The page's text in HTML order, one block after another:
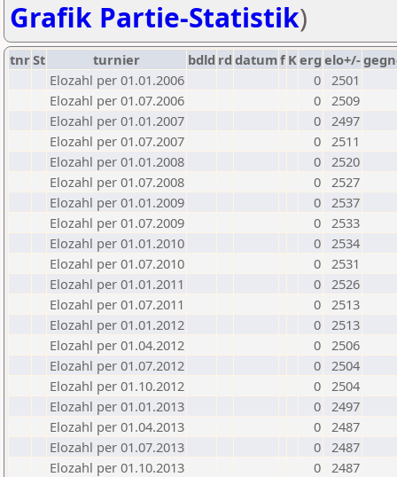
Grafik Partie-Statistik)
tnrSt turnier bdld rd datumf Kerg elo+/-
Elozahl per 01.01.2006
0 2501
Elozahl per 01.07.2006
0 2509
Elozahl per 01.01.2007
0 2497
Elozahl per 01.07.2007
0 2511
Elozahl per 01.01.2008
0 2520
Elozahl per 01.07.2008
0 2527
Elozahl per 01.01.2009
0 2537
Elozahl per 01.07.2009
0 2533
Elozahl per 01.01.2010
0 2534
Elozahl per 01.07.2010
0 2531
Elozahl per 01.01.2011
0 2526
Elozahl per 01.07.2011
0 2513
Elozahl per 01.01.2012
0 2513
Elozahl per 01.04.2012
0 2506
Elozahl per 01.07.2012
0 2504
Elozahl per 01.10.2012
0 2504
Elozahl per 01.01.2013
0 2497
Elozahl per 01.04.2013
0 2487
Elozahl per 01.07.2013
0 2487
Elozahl per 01.10.2013
0 2487